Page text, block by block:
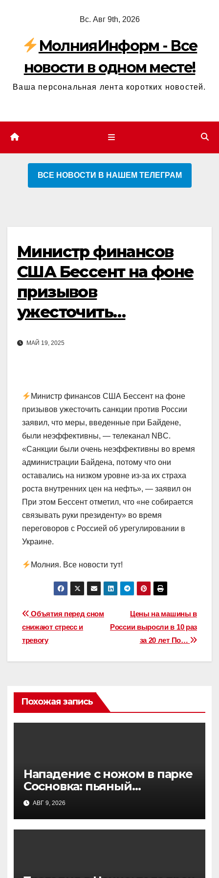
содержимому
Вс. Авг 9th, 2026
МолнияИнформ - Все
новости в одном месте!
Ваша персональная лента коротких новостей.
ВСЕ НОВОСТИ В НАШЕМ ТЕЛЕГРАМ
Министр финансов
США Бессент на фоне
призывов
ужесточить…
МАЙ 19, 2025
Министр финансов США Бессент на фоне
призывов ужесточить санкции против России
заявил, что меры, введенные при Байдене,
были неэффективны, — телеканал NBC.
«Санкции были очень неэффективны во время
администрации Байдена, потому что они
оставались на низком уровне из-за их страха
роста внутренних цен на нефть», — заявил он
При этом Бессент отметил, что «не собирается
связывать руки президенту» во время
переговоров с Россией об урегулировании в
Украине.
Молния. Все новости тут!
Навигация
по
записям
Цены на машины в
России выросли в 10 раз
за 20 лет По…
Объятия перед сном
снижают стресс и
тревогу
Похожая запись
Нападение с ножом в парке
Сосновка: пьяный
пенсионер ранил двух
прохожих
АВГ 9, 2026